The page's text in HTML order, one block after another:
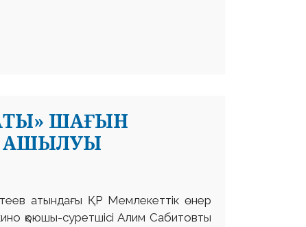
ШАҒЫН
АШЫЛУЫ
атындағы ҚР Мемлекеттік өнер
қоюшы-суретшісі Алим Сабитовты